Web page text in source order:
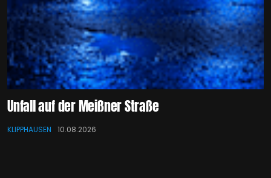
Unfall auf der Meißner Straße
KLIPPHAUSEN 10.08.2026